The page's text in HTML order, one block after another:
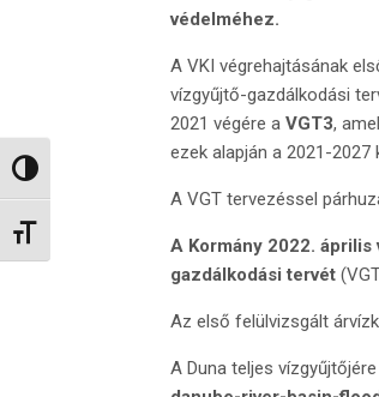
Nagy kontraszt váltása
Betűméret váltása
védelméhez.
A VKI végrehajtásának
vízgyűjtő-gazdálkodási
2021 végére a VGT3,
ezek alapján a 2021-
A VGT tervezéssel
A Kormány 2022.
gazdálkodási tervét
Az első felülvizsgált
A Duna teljes